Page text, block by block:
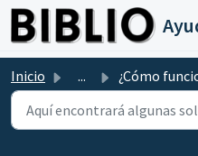
Saltar al contenido principal
Inicio ... ¿Cómo funciona el menú